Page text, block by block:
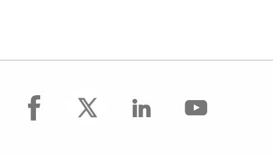
facebook